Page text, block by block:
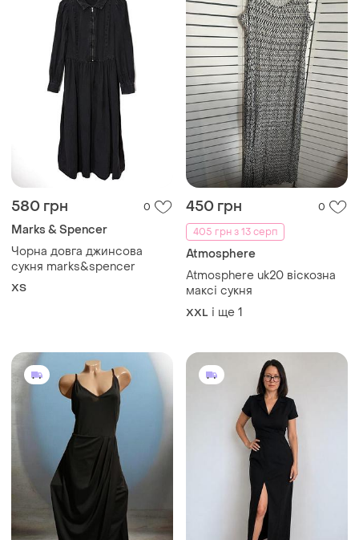
580 грн 0
Marks & Spencer
Чорна довга джинсова
сукня marks&spencer
ХS
450 грн
0
405 грн з 13 серп
Atmosphere
Atmosphere uk20 віскозна
максі сукня
XXL і ще 1